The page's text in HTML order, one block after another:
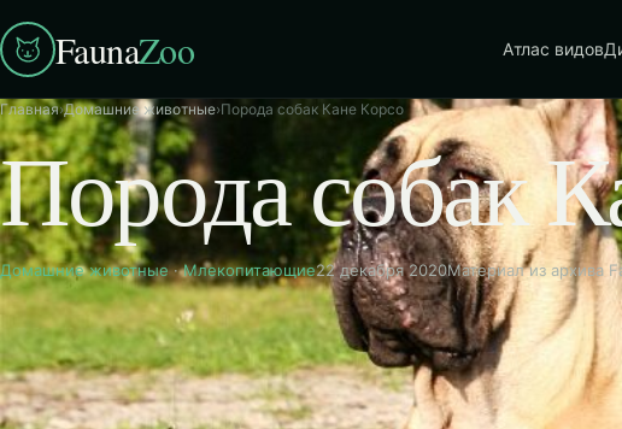
FaunaZoo Атлас видов
Главная›Домашние животные›Порода собак Кане Корсо
Порода собак
Домашние животные·Млекопитающие22 декабря 2020Материал из архива